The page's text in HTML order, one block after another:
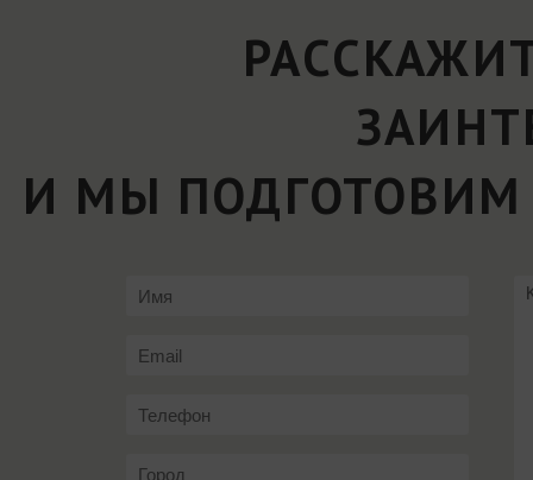
И МЫ ПОДГОТОВИМ